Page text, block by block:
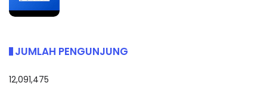
JUMLAH PENGUNJUNG
12,091,475